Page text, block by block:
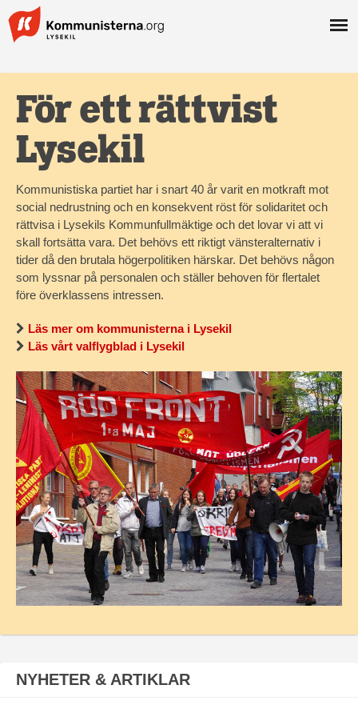
För ett rättvist
Lysekil
Kommunistiska partiet har i snart 40 år varit en motkraft mot
social nedrustning och en konsekvent röst för solidaritet och
rättvisa i Lysekils Kommunfullmäktige och det lovar vi att vi
skall fortsätta vara. Det behövs ett riktigt vänsteralternativ i
tider då den brutala högerpolitiken härskar. Det behövs någon
som lyssnar på personalen och ställer behoven för flertalet
före överklassens intressen.
Läs mer om kommunisterna i Lysekil
Läs vårt valflygblad i Lysekil
NYHETER & ARTIKLAR